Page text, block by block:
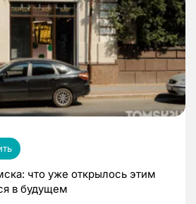
что уже открылось этим
в будущем